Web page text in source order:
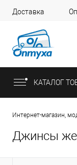
Доставка
КАТАЛОГ
Интернет-магазин,
Джинсы